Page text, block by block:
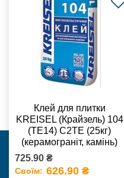
Клей для плитки
KREISEL (Крайзель) 104
(ТЕ14) С2TE (25кг)
(керамограніт, камінь)
725.90 ₴
Своїм: 626.90 ₴